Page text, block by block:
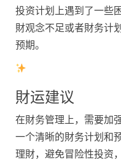
投资计划上遇到了一些
財观念不足或者財务计
预期。
財运建议
在財务管理上，需要加
一个清晰的財务计划和
理財，避免冒险性投资